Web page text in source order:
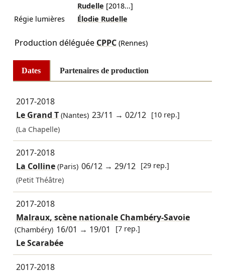
Rudelle [2018...]
Régie lumières
Élodie Rudelle
Production déléguée CPPC(Rennes)
Dates Partenaires de production
2017-2018
Le Grand T(Nantes) 23/11 →02/12 [10 rep.]
(La Chapelle)
2017-2018
La Colline(Paris) 06/12 →29/12 [29 rep.]
(Petit Théâtre)
2017-2018
Malraux, scène nationale Chambéry-Savoie
(Chambéry) 16/01 → 19/01 [7 rep.]
Le Scarabée
2017-2018